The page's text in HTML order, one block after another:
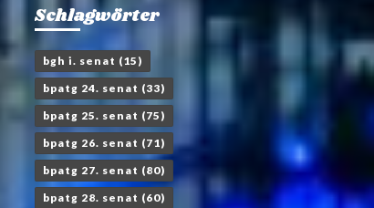
Schlagwörter
bgh i. senat (15)
bpatg 24. senat (33)
bpatg 25. senat (75)
bpatg 26. senat (71)
bpatg 27. senat (80)
bpatg 28. senat (60)